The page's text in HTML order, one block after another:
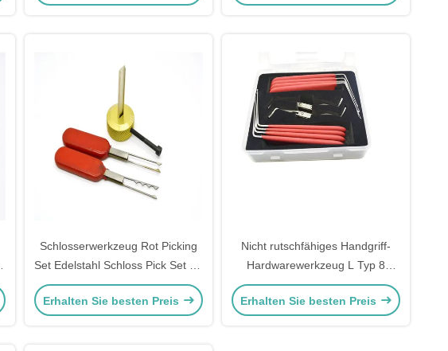
Schlosserwerkzeug Rot Picking
Set Edelstahl Schloss Pick Set für
den dritten VW
Erhalten Sie besten Preis
Nicht rutschfähiges Handgriff-
Hardwarewerkzeug L Typ 8
Stück Pin Set Werkzeug für
Schlosser Quick Pick
Erhalten Sie besten Preis